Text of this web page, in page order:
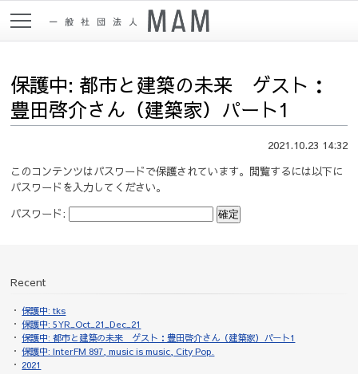
保護中: 都市と建築の未来 ゲスト：
豊田啓介さん（建築家）パート1
2021.10.23 14:32
このコンテンツはパスワードで保護されています。閲覧するには以下に
パスワードを入力してください。
パスワード:
Recent
保護中: tks
保護中: 5YR_Oct_21_Dec_21
保護中: 都市と建築の未来 ゲスト：豊田啓介さん（建築家）パート1
保護中: InterFM 897, music is music, City Pop.
2021